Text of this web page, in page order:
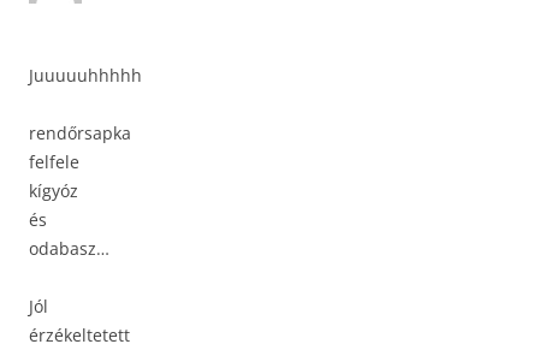
Juuuuuhhhhh
rendőrsapka
felfele
kígyóz
és
odabasz…
Jól
érzékeltetett